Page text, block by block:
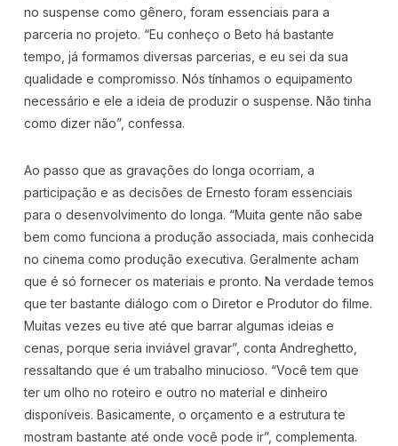
no suspense como gênero, foram essenciais para a
parceria no projeto. “Eu conheço o Beto há bastante
tempo, já formamos diversas parcerias, e eu sei da sua
qualidade e compromisso. Nós tínhamos o equipamento
necessário e ele a ideia de produzir o suspense. Não tinha
como dizer não”, confessa.
Ao passo que as gravações do longa ocorriam, a
participação e as decisões de Ernesto foram essenciais
para o desenvolvimento do longa. “Muita gente não sabe
bem como funciona a produção associada, mais conhecida
no cinema como produção executiva. Geralmente acham
que é só fornecer os materiais e pronto. Na verdade temos
que ter bastante diálogo com o Diretor e Produtor do filme.
Muitas vezes eu tive até que barrar algumas ideias e
cenas, porque seria inviável gravar”, conta Andreghetto,
ressaltando que é um trabalho minucioso. “Você tem que
ter um olho no roteiro e outro no material e dinheiro
disponíveis. Basicamente, o orçamento e a estrutura te
mostram bastante até onde você pode ir”, complementa.